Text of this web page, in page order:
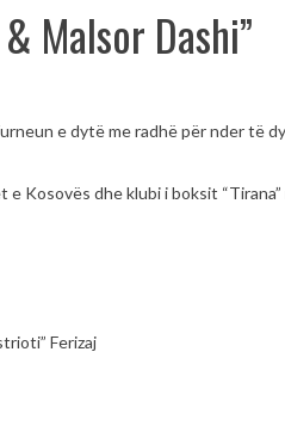
Malsor Dashi”
e dytë me radhë për nder të
Kosovës dhe klubi i boksit “Tirana”
Ferizaj